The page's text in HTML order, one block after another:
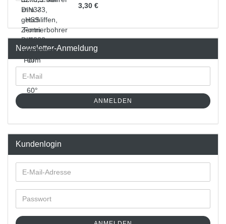
3,30 €
Newsletter-Anmeldung
ANMELDEN
Kundenlogin